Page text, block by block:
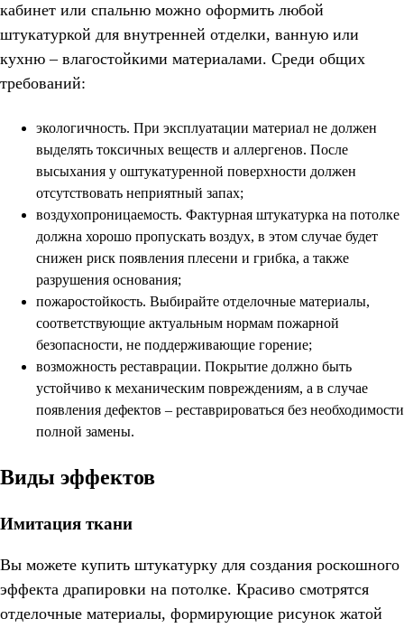
кабинет или спальню можно оформить любой
штукатуркой для внутренней отделки, ванную или
кухню – влагостойкими материалами. Среди общих
требований:
экологичность. При эксплуатации материал не должен
выделять токсичных веществ и аллергенов. После
высыхания у оштукатуренной поверхности должен
отсутствовать неприятный запах;
воздухопроницаемость. Фактурная штукатурка на потолке
должна хорошо пропускать воздух, в этом случае будет
снижен риск появления плесени и грибка, а также
разрушения основания;
пожаростойкость. Выбирайте отделочные материалы,
соответствующие актуальным нормам пожарной
безопасности, не поддерживающие горение;
возможность реставрации. Покрытие должно быть
устойчиво к механическим повреждениям, а в случае
появления дефектов – реставрироваться без необходимости
полной замены.
Виды эффектов
Имитация ткани
Вы можете купить штукатурку для создания роскошного
эффекта драпировки на потолке. Красиво смотрятся
отделочные материалы, формирующие рисунок жатой